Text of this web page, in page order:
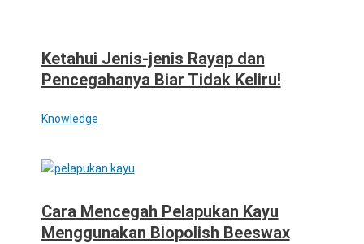
Ketahui Jenis-jenis Rayap dan
Pencegahanya Biar Tidak Keliru!
Knowledge
Cara Mencegah Pelapukan Kayu
Menggunakan Biopolish Beeswax